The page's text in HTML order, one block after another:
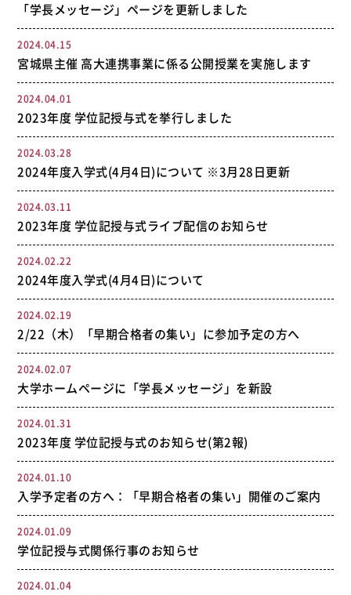
「学長メッセージ」ページを更新しました
2024.04.15
宮城県主催 高大連携事業に係る公開授業を実施します
2024.04.01
2023年度 学位記授与式を挙行しました
2024.03.28
2024年度入学式(4月4日)について ※3月28日更新
2024.03.11
2023年度 学位記授与式ライブ配信のお知らせ
2024.02.22
2024年度入学式(4月4日)について
2024.02.19
2/22（木）「早期合格者の集い」に参加予定の方へ
2024.02.07
大学ホームページに「学長メッセージ」を新設
2024.01.31
2023年度 学位記授与式のお知らせ(第2報)
2024.01.10
入学予定者の方へ：「早期合格者の集い」開催のご案内
2024.01.09
学位記授与式関係行事のお知らせ
2024.01.04